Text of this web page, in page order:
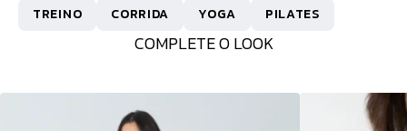
COMPLETE O LOOK
TREINO
CORRIDA YOGA PILATES